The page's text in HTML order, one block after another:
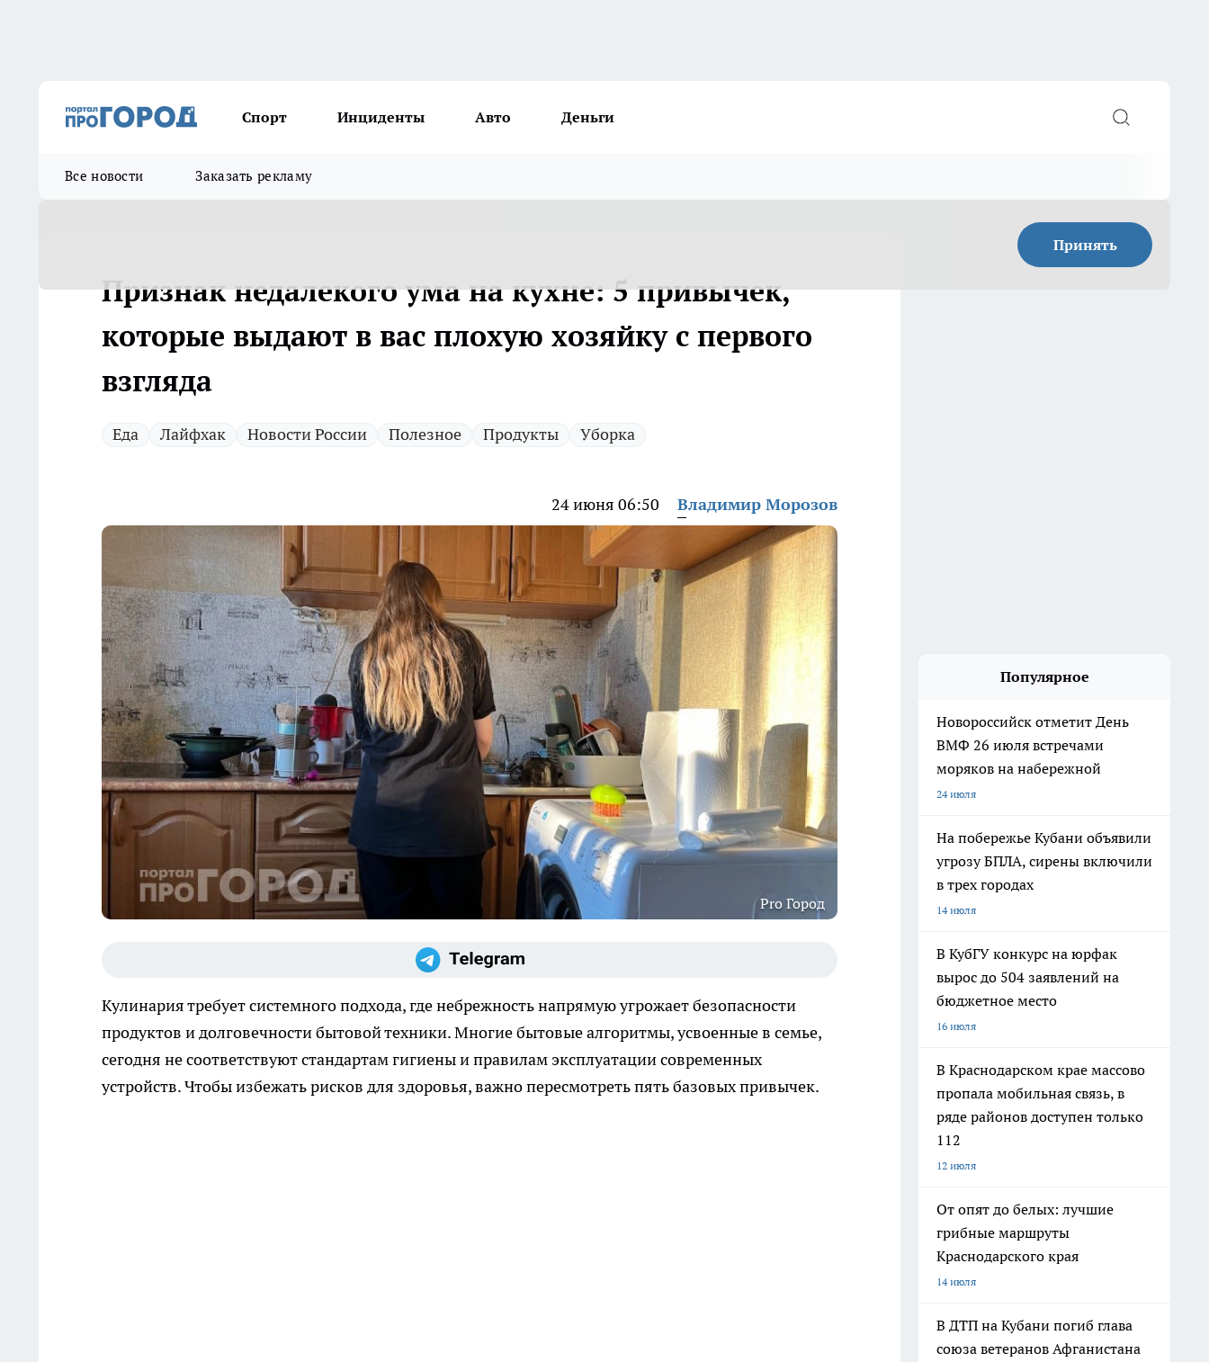
Спорт Инциденты Авто Деньги
Все новости Заказать рекламу
Принять
Признак недалекого ума на кухне: 5 привычек,
которые выдают в вас плохую хозяйку с первого
взгляда
Еда Лайфхак Новости России Полезное Продукты Уборка
24 июня 06:50 Владимир Морозов
Pro Город
Кулинария требует системного подхода, где небрежность напрямую угрожает безопасности
продуктов и долговечности бытовой техники. Многие бытовые алгоритмы, усвоенные в семье,
сегодня не соответствуют стандартам гигиены и правилам эксплуатации современных
устройств. Чтобы избежать рисков для здоровья, важно пересмотреть пять базовых привычек.
Популярное
Новороссийск отметит День
ВМФ 26 июля встречами
моряков на набережной
24 июля
На побережье Кубани объявили
угрозу БПЛА, сирены включили
в трех городах
14 июля
В КубГУ конкурс на юрфак
вырос до 504 заявлений на
бюджетное место
16 июля
В Краснодарском крае массово
пропала мобильная связь, в
ряде районов доступен только
112
12 июля
От опят до белых: лучшие
грибные маршруты
Краснодарского края
14 июля
В ДТП на Кубани погиб глава
союза ветеранов Афганистана